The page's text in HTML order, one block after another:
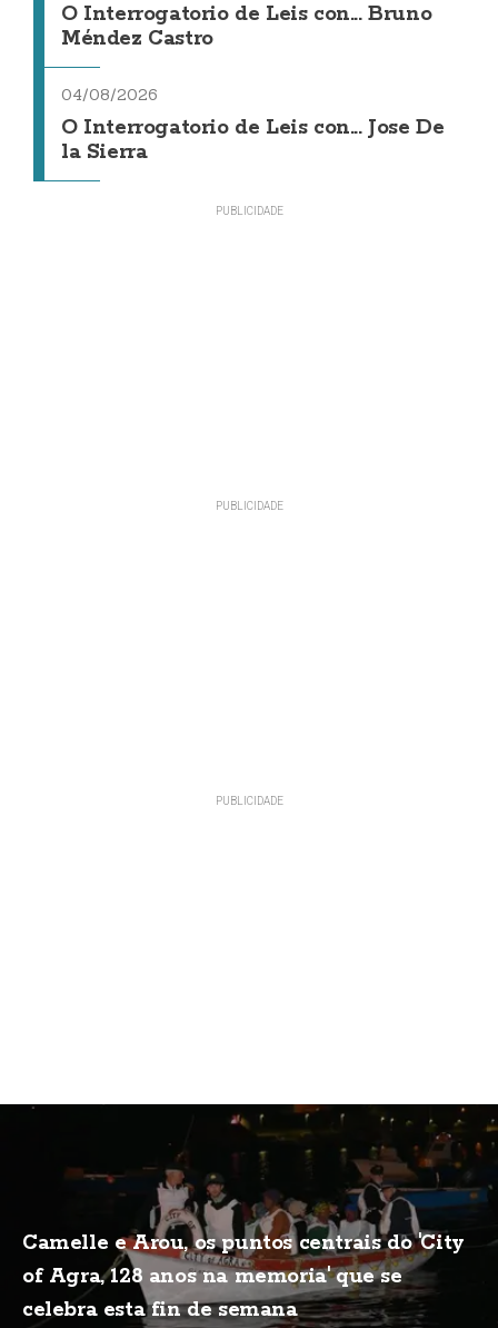
O Interrogatorio de Leis con... Bruno
Méndez Castro
04/08/2026
O Interrogatorio de Leis con... Jose De
la Sierra
Camelle e Arou, os puntos centrais do 'City
of Agra, 128 anos na memoria' que se
celebra esta fin de semana